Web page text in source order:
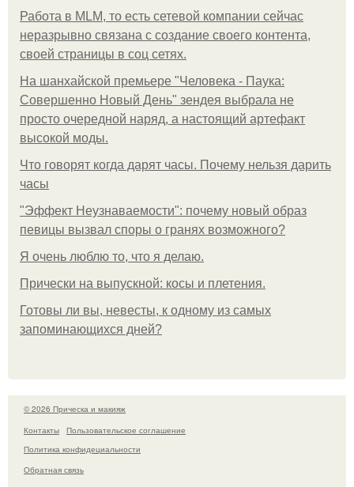
Работа в MLM, то есть сетевой компании сейчас
неразрывно связана с создание своего контента,
своей страницы в соц сетях.
На шанхайской премьере "Человека - Паука:
Совершенно Новый День" зендея выбрала не
просто очередной наряд, а настоящий артефакт
высокой моды.
Что говорят когда дарят часы. Почему нельзя дарить
часы
"Эффект Неузнаваемости": почему новый образ
певицы вызвал споры о гранях возможного?
Я очень люблю то, что я делаю.
Прически на выпускной: косы и плетения.
Готовы ли вы, невесты, к одному из самых
запоминающихся дней?
© 2026 Прическа и макияж
Контакты
Пользовательское соглашение
Политика конфидециальности
Обратная связь